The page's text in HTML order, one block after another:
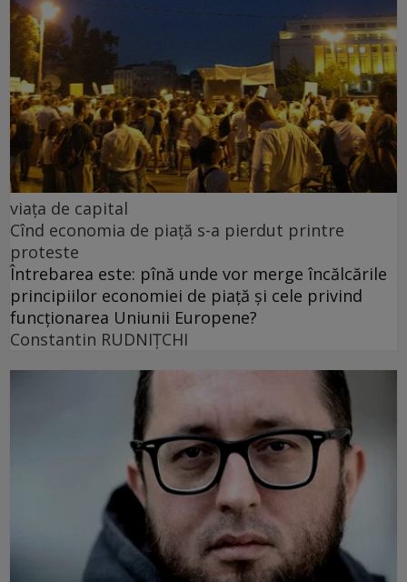
viața de capital
Cînd economia de piață s-a pierdut printre
proteste
Întrebarea este: pînă unde vor merge încălcările
principiilor economiei de piață și cele privind
funcționarea Uniunii Europene?
Constantin RUDNIŢCHI